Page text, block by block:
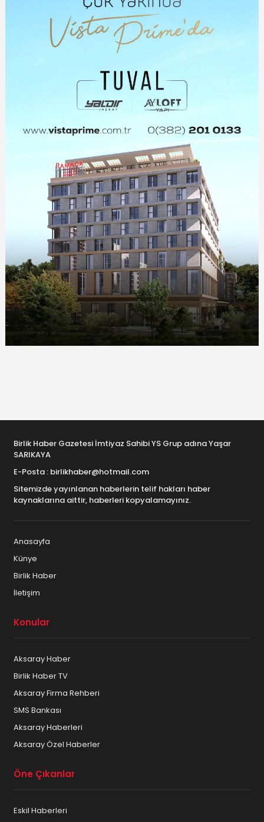
Birlik Haber Gazetesi İmtiyaz Sahibi YS Grup adına Yaşar
SARIKAYA
E-Posta : birlikhaber@hotmail.com
Sitemizde yayınlanan haberlerin telif hakları haber
kaynaklarına aittir, haberleri kopyalamayınız.
Anasayfa
Künye
Birlik Haber
İletişim
Konular
Aksaray Haber
Birlik Haber TV
Aksaray Firma Rehberi
SMS Bankası
Aksaray Haberleri
Aksaray Özel Haberler
Öne Çıkanlar
Eskil Haberleri